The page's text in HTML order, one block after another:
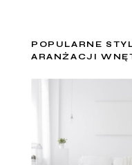
POPULARNE
ARANŻACJI